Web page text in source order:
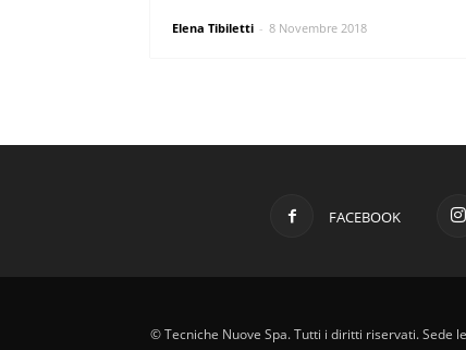
Elena Tibiletti - 8 Novembre 2018
FACEBOOK
© Tecniche Nuove Spa. Tutti i diritti riservati. Sede